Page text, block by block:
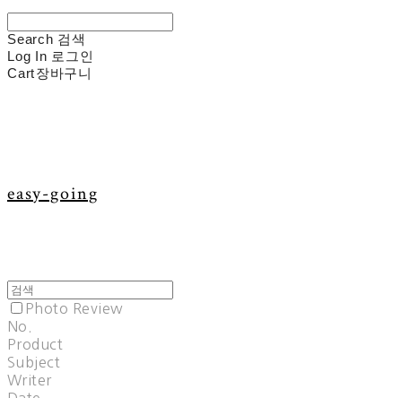
Search 검색
Log In 로그인
Cart장바구니
easy-going
Photo Review
No.
Product
Subject
Writer